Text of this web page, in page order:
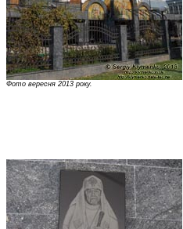
Фото вересня 2013 року.